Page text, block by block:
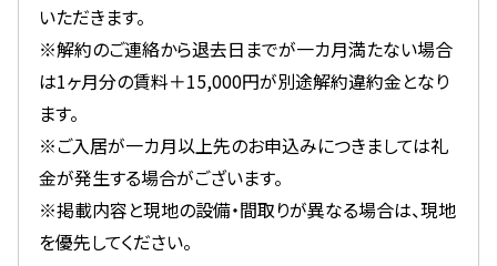
いただきます。
※解約のご連絡から退去日までが一カ月満たない場合
は1ヶ月分の賃料＋15,000円が別途解約違約金となり
ます。
※ご入居が一カ月以上先のお申込みにつきましては礼
金が発生する場合がございます。
※掲載内容と現地の設備・間取りが異なる場合は、現地
を優先してください。